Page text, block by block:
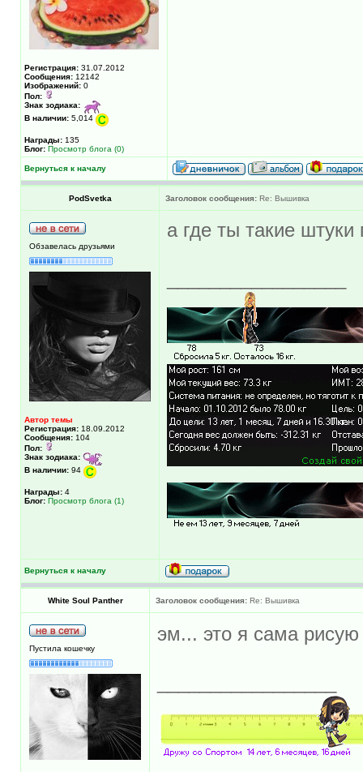
Регистрация: 31.07.2012
Сообщения: 12142
Изображений: 0
Пол:
Знак зодиака:
В наличии: 5,014
Награды: 135
Блог: Просмотр блога (0)
Вернуться к началу
PodSvetka Заголовок сообщения: Re: Вышивка
Обзавелась друзьями
Автор темы
Регистрация: 18.09.2012
Сообщения: 104
Пол:
Знак зодиака:
В наличии: 94
Награды: 4
Блог: Просмотр блога (1)
а где ты такие
Вернуться к началу
White Soul Panther Заголовок сообщения: Re: Вышивка
Пустила кошечку
эм... это я сама